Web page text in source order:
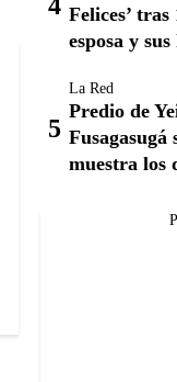
Felices’ tras
esposa y
La Red
Predio de
muestra los